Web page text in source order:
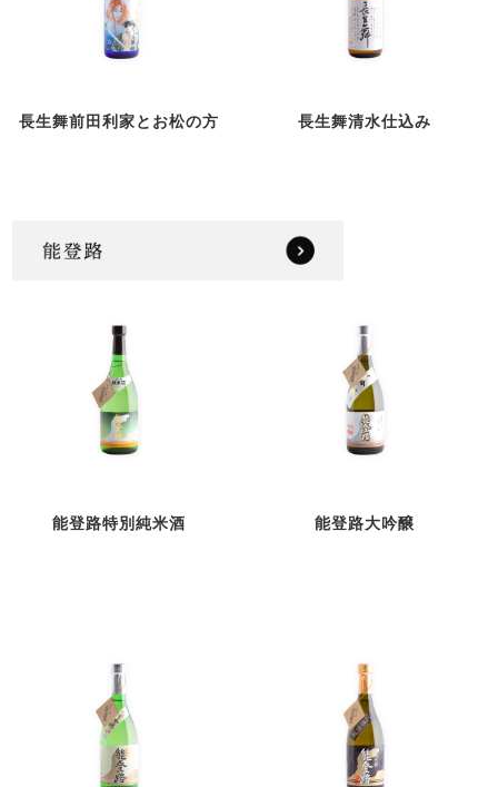
長生舞前田利家とお松の方 長生舞清水仕込み
能登路特別純米酒 能登路大吟醸